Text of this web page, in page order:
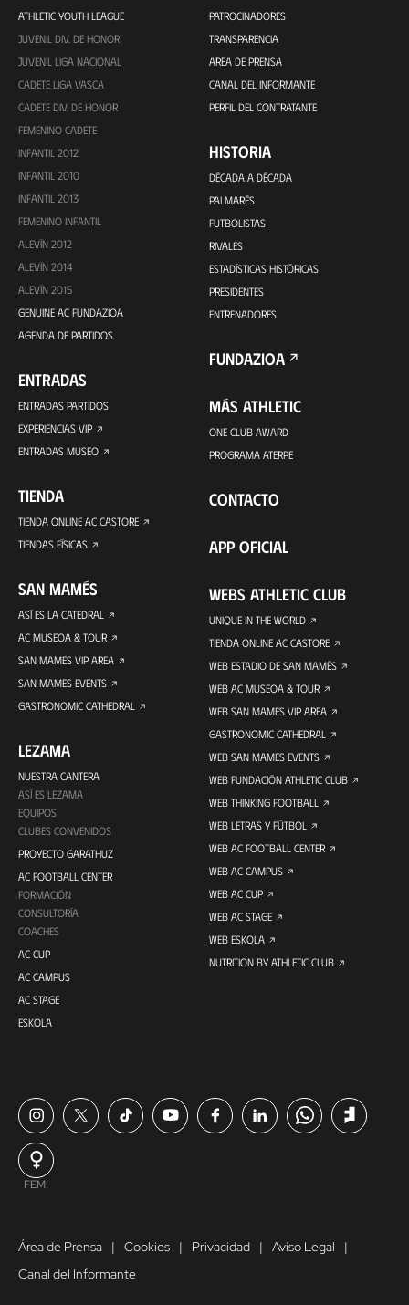
ATHLETIC YOUTH LEAGUE
JUVENIL DIV. DE HONOR
JUVENIL LIGA NACIONAL
CADETE LIGA VASCA
CADETE DIV. DE HONOR
FEMENINO CADETE
INFANTIL 2012
INFANTIL 2010
INFANTIL 2013
FEMENINO INFANTIL
ALEVÍN 2012
ALEVÍN 2014
ALEVÍN 2015
GENUINE AC FUNDAZIOA
AGENDA DE PARTIDOS
ENTRADAS
ENTRADAS PARTIDOS
EXPERIENCIAS VIP
ENTRADAS MUSEO
TIENDA
TIENDA ONLINE AC CASTORE
TIENDAS FÍSICAS
SAN MAMÉS
ASÍ ES LA CATEDRAL
AC MUSEOA & TOUR
SAN MAMES VIP AREA
SAN MAMES EVENTS
GASTRONOMIC CATHEDRAL
LEZAMA
NUESTRA CANTERA
ASÍ ES LEZAMA
EQUIPOS
CLUBES CONVENIDOS
PROYECTO GARATHUZ
AC FOOTBALL CENTER
FORMACIÓN
CONSULTORÍA
COACHES
AC CUP
AC CAMPUS
AC STAGE
ESKOLA
PATROCINADORES
TRANSPARENCIA
ÁREA DE PRENSA
CANAL DEL INFORMANTE
PERFIL DEL CONTRATANTE
HISTORIA
DÉCADA A DÉCADA
PALMARÉS
FUTBOLISTAS
RIVALES
ESTADÍSTICAS HISTÓRICAS
PRESIDENTES
ENTRENADORES
FUNDAZIOA
MÁS ATHLETIC
ONE CLUB AWARD
PROGRAMA ATERPE
CONTACTO
APP OFICIAL
WEBS ATHLETIC CLUB
UNIQUE IN THE WORLD
TIENDA ONLINE AC CASTORE
WEB ESTADIO DE SAN MAMÉS
WEB AC MUSEOA & TOUR
WEB SAN MAMES VIP AREA
GASTRONOMIC CATHEDRAL
WEB SAN MAMES EVENTS
WEB FUNDACIÓN ATHLETIC CLUB
WEB THINKING FOOTBALL
WEB LETRAS Y FÚTBOL
WEB AC FOOTBALL CENTER
WEB AC CAMPUS
WEB AC CUP
WEB AC STAGE
WEB ESKOLA
NUTRITION BY ATHLETIC CLUB
FEM.
Área de Prensa Cookies Privacidad
Aviso Legal
Canal del Informante